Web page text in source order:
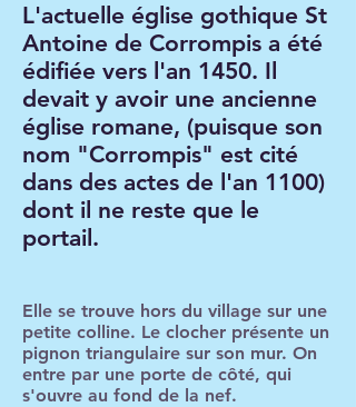
L'actuelle église gothique St
Antoine de Corrompis a été
édifiée vers l'an 1450. Il
devait y avoir une ancienne
église romane, (puisque son
nom "Corrompis" est cité
dans des actes de l'an 1100)
dont il ne reste que le
portail.
Elle se trouve hors du village sur une
petite colline. Le clocher présente un
pignon triangulaire sur son mur. On
entre par une porte de côté, qui
s'ouvre au fond de la nef.